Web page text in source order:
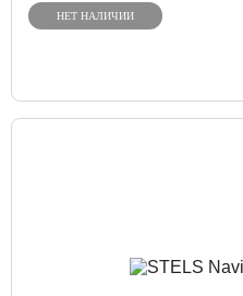
НЕТ НАЛИЧИИ